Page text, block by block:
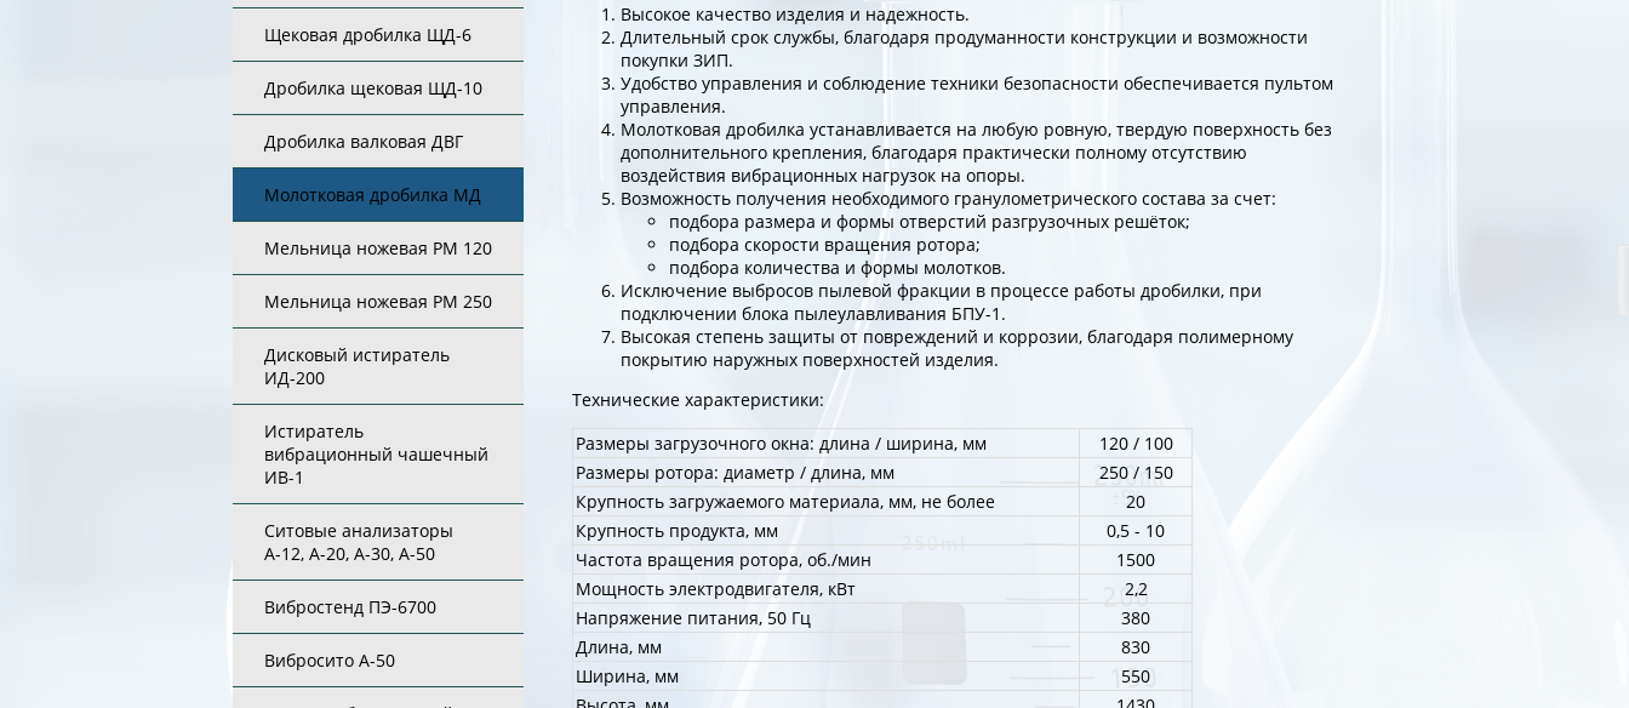
Щековая дробилка ЩД-6
Дробилка щековая ЩД-10
Дробилка валковая ДВГ
Молотковая дробилка МД
Мельница ножевая РМ 120
Мельница ножевая РМ 250
Дисковый истиратель
ИД-200
Истиратель
вибрационный чашечный
ИВ-1
Ситовые анализаторы
А-12, А-20, А-30, А-50
Вибростенд ПЭ-6700
Вибросито А-50
Высокое качество изделия и надежность.
Длительный срок службы, благодаря продуманности конструкции и возможности
покупки ЗИП.
Удобство управления и соблюдение техники безопасности обеспечивается пультом
управления.
Молотковая дробилка устанавливается на любую ровную, твердую поверхность без
дополнительного крепления, благодаря практически полному отсутствию
воздействия вибрационных нагрузок на опоры.
Возможность получения необходимого гранулометрического состава за счет:
подбора размера и формы отверстий разгрузочных решёток;
подбора скорости вращения ротора;
подбора количества и формы молотков.
Исключение выбросов пылевой фракции в процессе работы дробилки, при
подключении блока пылеулавливания БПУ-1.
Высокая степень защиты от повреждений и коррозии, благодаря полимерному
покрытию наружных поверхностей изделия.
Технические характеристики:
Размеры загрузочного окна: длина / ширина, мм
120 / 100
Размеры ротора: диаметр / длина, мм
250 / 150
Крупность загружаемого материала, мм, не более
20
Крупность продукта, мм
0,5 - 10
Частота вращения ротора, об./мин
1500
Мощность электродвигателя, кВт
2,2
Напряжение питания, 50 Гц
380
Длина, мм
830
Ширина, мм
550